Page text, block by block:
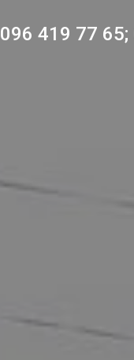
096 419 77